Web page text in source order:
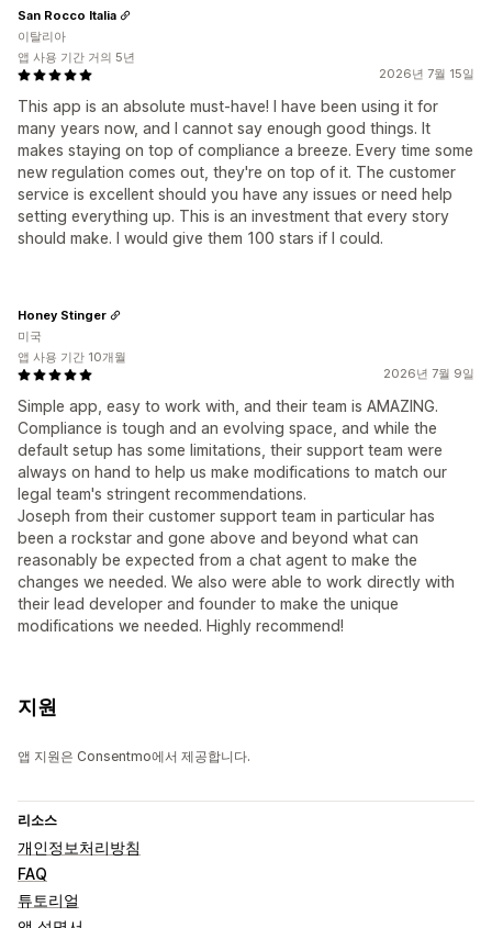
2026년 7월 15일
This app is an absolute must-have! I have been using it for
many years now, and I cannot say enough good things. It
makes staying on top of compliance a breeze. Every time some
new regulation comes out, they're on top of it. The customer
service is excellent should you have any issues or need help
setting everything up. This is an investment that every story
should make. I would give them 100 stars if I could.
San Rocco Italia
이탈리아
앱 사용 기간 거의 5년
2026년 7월 9일
Simple app, easy to work with, and their team is AMAZING.
Compliance is tough and an evolving space, and while the
default setup has some limitations, their support team were
always on hand to help us make modifications to match our
legal team's stringent recommendations.
Joseph from their customer support team in particular has
been a rockstar and gone above and beyond what can
reasonably be expected from a chat agent to make the
changes we needed. We also were able to work directly with
their lead developer and founder to make the unique
modifications we needed. Highly recommend!
Honey Stinger
미국
앱 사용 기간 10개월
지원
앱 지원은 Consentmo에서 제공합니다.
리소스
개인정보처리방침
FAQ
튜토리얼